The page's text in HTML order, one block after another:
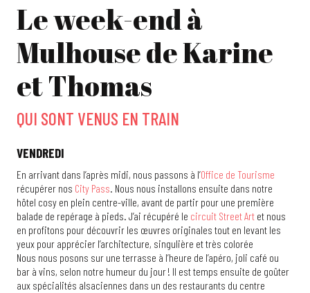
Le week-end à
Mulhouse de Karine
et Thomas
QUI SONT VENUS EN TRAIN
VENDREDI
En arrivant dans l’après midi, nous passons à l’Office de Tourisme
récupérer nos City Pass. Nous nous installons ensuite dans notre
hôtel cosy en plein centre-ville, avant de partir pour une première
balade de repérage à pieds. J’ai récupéré le circuit Street Art et nous
en profitons pour découvrir les œuvres originales tout en levant les
yeux pour apprécier l’architecture, singulière et très colorée
Nous nous posons sur une terrasse à l’heure de l’apéro, joli café ou
bar à vins, selon notre humeur du jour ! Il est temps ensuite de goûter
aux spécialités alsaciennes dans un des restaurants du centre